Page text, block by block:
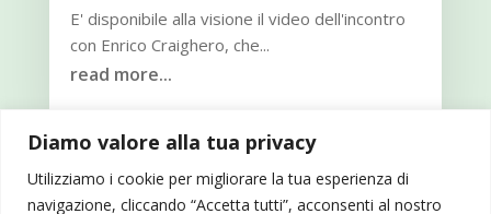
Diamo valore alla tua privacy
Utilizziamo i cookie per migliorare la tua esperienza di
navigazione, cliccando “Accetta tutti”, acconsenti al nostro
E' disponibile alla visione il video dell'incontro
con Enrico Craighero, che...
read more...